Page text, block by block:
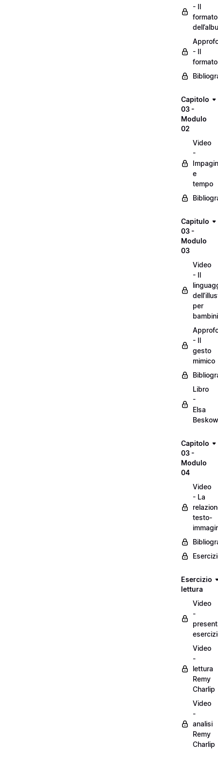
- Il
formato
- Il
formato
Capitolo
03 -
Modulo
02
Video
-
e
tempo
Capitulo
03 -
Modulo
03
Video
- Il
per
bambini
- Il
gesto
mimico
Libro
-
Elsa
Beskow
Capitolo
03 -
Modulo
04
Video
- La
testo-
Esercizio
lettura
Video
-
Video
-
lettura
Remy
Charlip
Video
-
analisi
Remy
Charlip